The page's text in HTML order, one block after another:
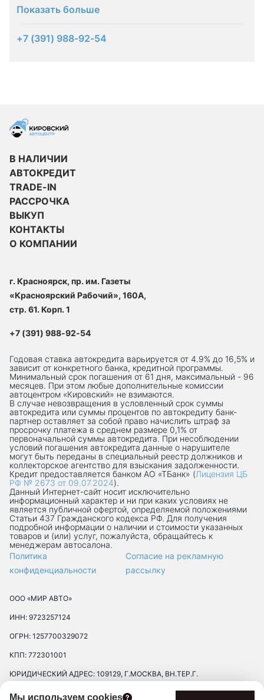
Показать больше
+7 (391) 988-92-54
Мы используем cookies
В НАЛИЧИИ
АВТОКРЕДИТ
TRADE-IN
РАССРОЧКА
ВЫКУП
КОНТАКТЫ
О КОМПАНИИ
г. Красноярск, пр. им. Газеты
«Красноярский Рабочий», 160А,
стр. 61. Корп. 1
+7 (391) 988-92-54
Годовая ставка автокредита варьируется от 4.9% до 16,5% и
зависит от конкретного банка, кредитной программы.
Минимальный срок погашения от 61 дня, максимальный - 96
месяцев. При этом любые дополнительные комиссии
автоцентром «Кировский» не взимаются.
В случае невозвращения в условленный срок суммы
автокредита или суммы процентов по автокредиту банк-
партнер оставляет за собой право начислить штраф за
просрочку платежа в среднем размере 0,1% от
первоначальной суммы автокредита. При несоблюдении
условий погашения автокредита данные о нарушителе
могут быть переданы в специальный реестр должников и
коллекторское агентство для взыскания задолженности.
Кредит предоставляется банком АО «ТБанк» (Лицензия ЦБ
РФ № 2673 от 09.07.2024).
Данный Интернет-сaйт носит исключительно
информационный характер и ни при каких условиях не
является публичной офертой, определяемой положениями
Статьи 437 Гражданского кодекса РФ. Для получения
подробной информации о наличии и стоимости указанных
товаров и (или) услуг, пожалуйста, обращайтесь к
менеджерам автосалона.
Политика
конфиденциальности
Согласие на рекламную
рассылку
ООО «МИР АВТО»
ИНН: 9723257124
ОГРН: 1257700329072
КПП: 772301001
ЮРИДИЧЕСКИЙ АДРЕС: 109129, Г.МОСКВА, ВН.ТЕР.Г.